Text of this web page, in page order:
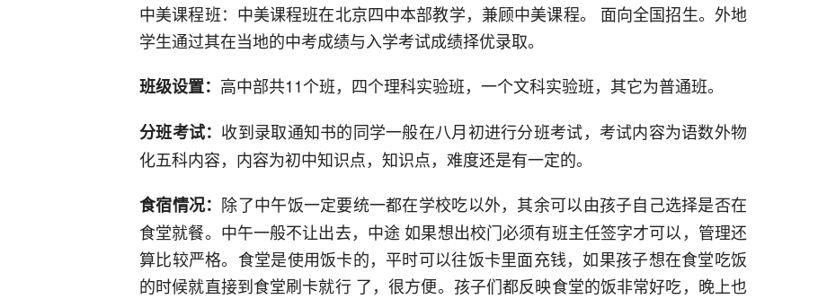
中美课程班：中美课程班在北京四中本部教学，兼顾中美课程。 面向全国招生。外地
学生通过其在当地的中考成绩与入学考试成绩择优录取。
班级设置： 高中部共11个班，四个理科实验班，一个文科实验班，其它为普通班。
分班考试： 收到录取通知书的同学一般在八月初进行分班考试，考试内容为语数外物
化五科内容，内容为初中知识点，知识点，难度还是有一定的。
食宿情况： 除了中午饭一定要统一都在学校吃以外，其余可以由孩子自己选择是否在
食堂就餐。中午一般不让出去，中途 如果想出校门必须有班主任签字才可以，管理还
算比较严格。食堂是使用饭卡的，平时可以往饭卡里面充钱，如果孩子想在食堂吃饭
的时候就直接到食堂刷卡就行 了，很方便。孩子们都反映食堂的饭非常好吃，晚上也